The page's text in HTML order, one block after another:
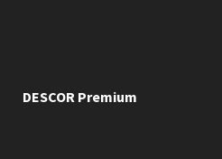
DESCOR Premium